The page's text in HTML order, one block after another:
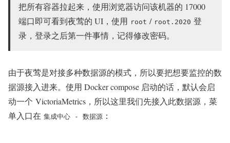
把所有容器拉起来，使用浏览器访问该机器的 17000
端口即可看到夜莺的 UI，使用 root / root.2020 登
录，登录之后第一件事情，记得修改密码。
由于夜莺是对接多种数据源的模式，所以要把想要监控的数
据源接入进来。使用 Docker compose 启动的话，默认会启
动一个 VictoriaMetrics，所以这里我们先接入此数据源，菜
单入口在 集成中心 - 数据源 ：